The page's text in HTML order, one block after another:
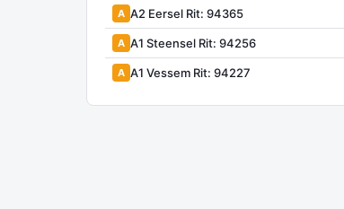
A A2 Eersel Rit: 94365
A A1 Steensel Rit: 94256
A A1 Vessem Rit: 94227